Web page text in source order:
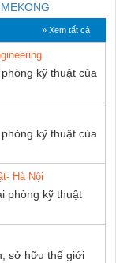
MEKONG
SUPPLY
» Xem tất cả
kỹ thuật của
kỹ thuật của
Hà Nội
phòng kỹ thuật
sở hữu thế giới